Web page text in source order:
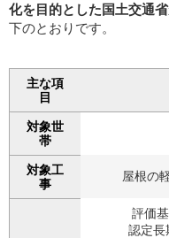
化を目的とした国土交通
下のとおりです。
主な項
目
対象世
帯
対象工
事
屋根の
評価
認定長